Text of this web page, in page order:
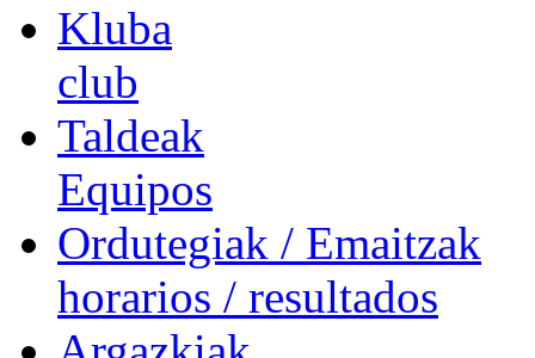
Kluba
club
Taldeak
Equipos
Ordutegiak / Emaitzak
horarios / resultados